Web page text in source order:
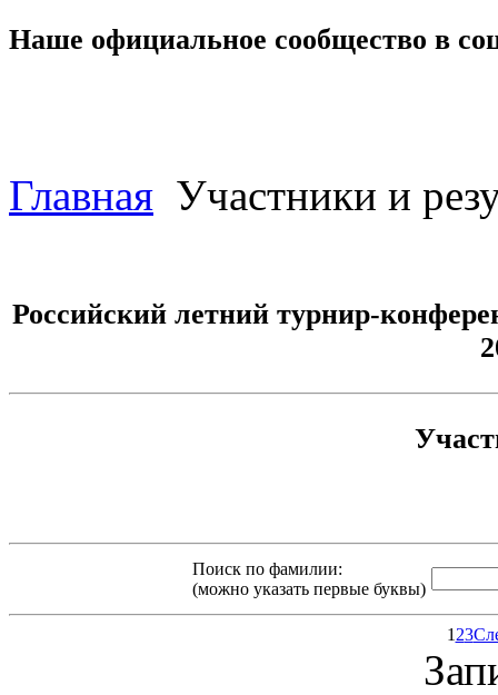
Наше официальное сообщество в
Главная Участники и
Российский летний турнир-
Поиск по фамилии:
(можно указать первые буквы)
1 23